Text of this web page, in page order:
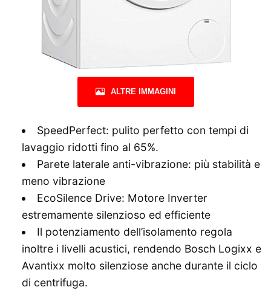
ALTRE IMMAGINI
SpeedPerfect: pulito perfetto con tempi di
lavaggio ridotti fino al 65%.
Parete laterale anti-vibrazione: più stabilità e
meno vibrazione
EcoSilence Drive: Motore Inverter
estremamente silenzioso ed efficiente
Il potenziamento dell’isolamento regola
inoltre i livelli acustici, rendendo Bosch Logixx e
Avantixx molto silenziose anche durante il ciclo
di centrifuga.